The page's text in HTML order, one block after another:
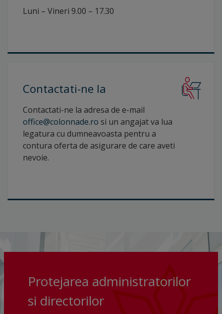
Luni – Vineri 9.00 – 17.30
Contactati-ne la
Contactati-ne la adresa de e-mail
office@colonnade.ro si un angajat va lua
legatura cu dumneavoasta pentru a
contura oferta de asigurare de care aveti
nevoie.
Protejarea administratorilor
si directorilor